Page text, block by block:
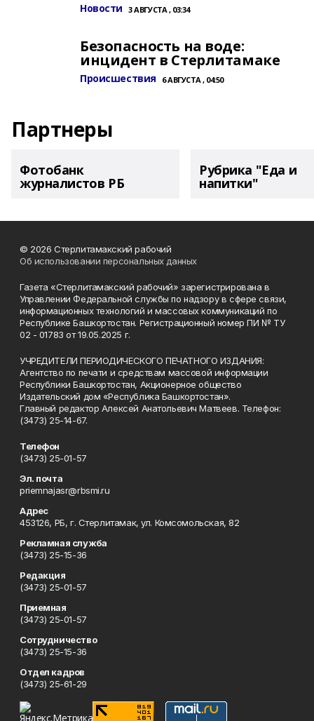
Новости 3 АВГУСТА , 03:34
Безопасность на воде:
инцидент в Стерлитамаке
Происшествия 6 АВГУСТА , 04:50
Партнеры
Фотобанк
журналистов РБ
Рубрика "Еда и
напитки"
© 2026 Стерлитамакский рабочий
Об использовании персональных данных
Газета «Стерлитамакский рабочий» зарегистрирована в
Управлении Федеральной службы по надзору в сфере связи,
информационных технологий и массовых коммуникаций по
Республике Башкортостан. Регистрационный номер ПИ № ТУ
02 - 01783 от 19.05.2025 г.
УЧРЕДИТЕЛИ ПЕРИОДИЧЕСКОГО ПЕЧАТНОГО ИЗДАНИЯ:
Агентство по печати и средствам массовой информации
Республики Башкортостан, Акционерное общество
Издательский дом «Республика Башкортостан».
Главный редактор Алексей Анатольевич Матвеев. Телефон:
(3473) 25-14-67.
Телефон
(3473) 25-01-57
Эл. почта
priemnajasr@rbsmi.ru
Адрес
453126, РБ, г. Стерлитамак, ул. Комсомольская, 82
Рекламная служба
(3473) 25-15-36
Редакция
(3473) 25-01-57
Приемная
(3473) 25-01-57
Сотрудничество
(3473) 25-15-36
Отдел кадров
(3473) 25-61-29